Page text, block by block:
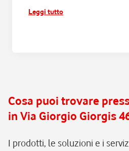
e connesso alla Centrale
assistenza e manutenzione
continua, senza pensieri.
Leggi tutto
Cosa puoi trovare
in Via Giorgio Giorgis
I prodotti, le soluzioni e i